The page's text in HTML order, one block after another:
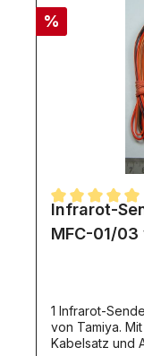
%
Infrarot-
MFC-01/
1 Infrarot-
von Tamiya.
Kabelsatz und Anleitung.